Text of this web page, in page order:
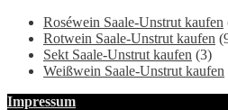
Roséwein Saale-Unstrut kaufen
Rotwein Saale-Unstrut kaufen
Sekt Saale-Unstrut kaufen (3)
Weißwein Saale-Unstrut kaufen
Impressum